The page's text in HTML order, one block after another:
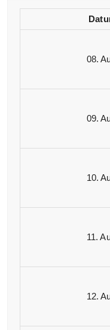
08.
09.
10.
11.
12.